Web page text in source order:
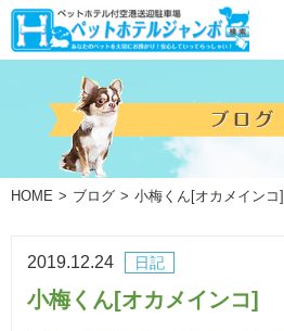
HOME ブログ 小梅くん[オカメインコ]
日記
2019.12.24
小梅くん[オカメインコ]